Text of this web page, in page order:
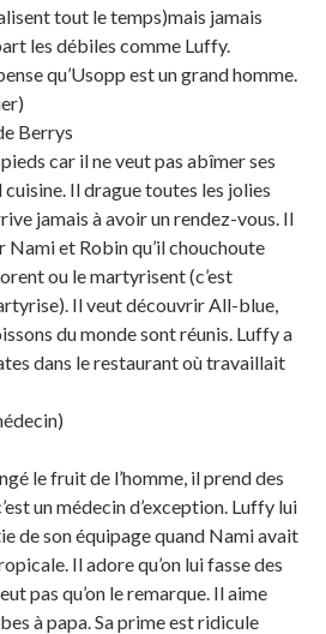
tout le temps)mais jamais
les débiles comme Luffy.
qu’Usopp est un grand homme.
Berrys
car il ne veut pas abîmer ses
Il drague toutes les jolies
jamais à avoir un rendez-vous. Il
et Robin qu’il chouchoute
ou le martyrisent (c’est
Il veut découvrir All-blue,
du monde sont réunis. Luffy a
dans le restaurant où travaillait
le fruit de l’homme, il prend des
un médecin d’exception. Luffy lui
de son équipage quand Nami avait
Il adore qu’on lui fasse des
pas qu’on le remarque. Il aime
à papa. Sa prime est ridicule